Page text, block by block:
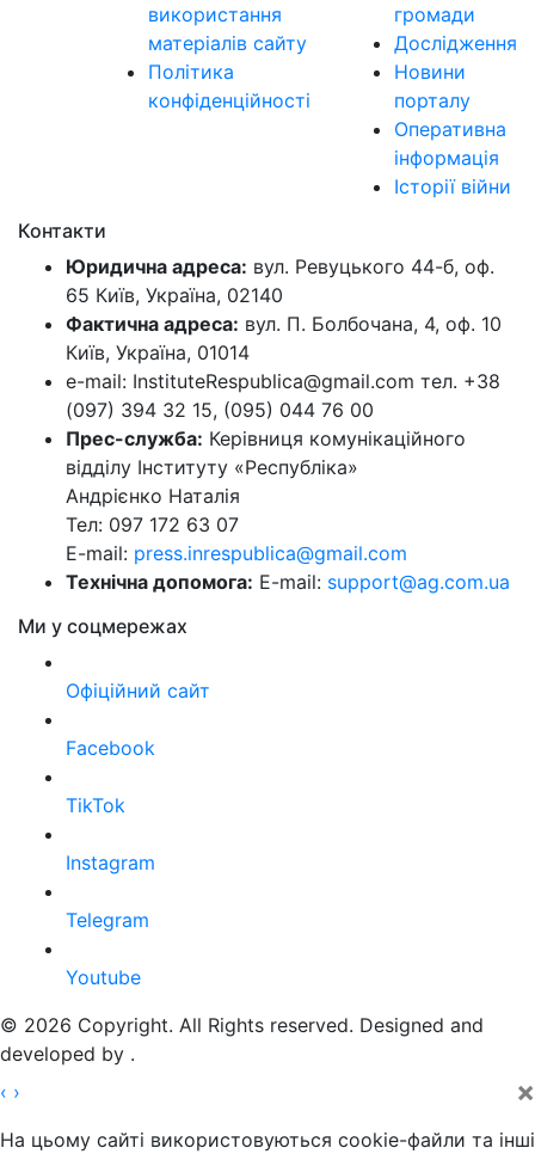
використання
матеріалів сайту
Політика
конфіденційності
громади
Дослідження
Новини
порталу
Оперативна
інформація
Історії війни
Контакти
Юридична адреса: вул. Ревуцького 44-б, оф.
65 Київ, Україна, 02140
Фактична адреса: вул. П. Болбочана, 4, оф. 10
Київ, Україна, 01014
e-mail: InstituteRespublica@gmail.com тел. +38
(097) 394 32 15, (095) 044 76 00
Прес-служба: Керівниця комунікаційного
відділу Інституту «Республіка»
Андрієнко Наталія
Тел: 097 172 63 07
E-mail: press.inrespublica@gmail.com
Технічна допомога: E-mail: support@ag.com.ua
Ми у соцмережах
Офіційний сайт
Facebook
TikTok
Instagram
Telegram
Youtube
© 2026 Copyright. All Rights reserved. Designed and
developed by .
‹ › ×
На цьому сайті використовуються cookie-файли та інші